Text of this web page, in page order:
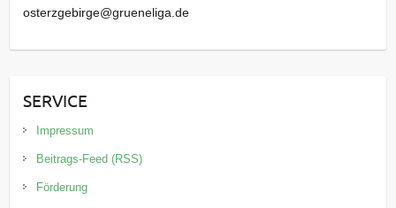
osterzgebirge@grueneliga.de
SERVICE
Impressum
Beitrags-Feed (RSS)
Förderung